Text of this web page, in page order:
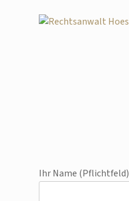
Ihr Name (Pflichtfeld)